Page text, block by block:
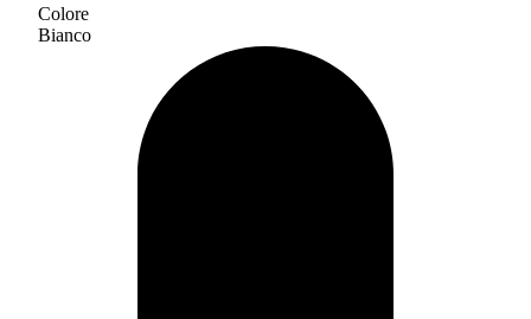
Colore
Bianco